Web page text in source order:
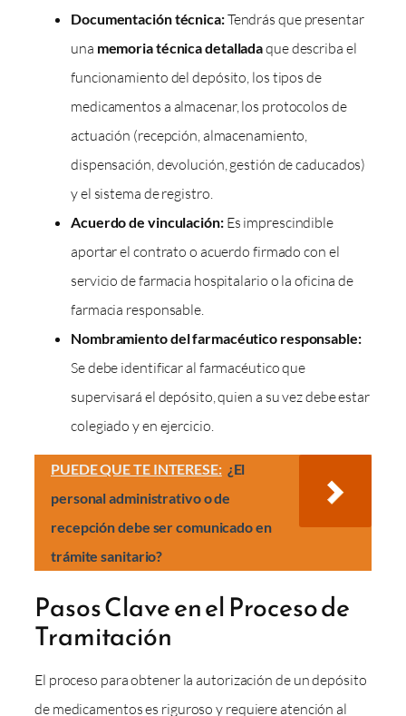
Documentación técnica:Tendrás que presentar
una memoria técnica detalladaque describa el
funcionamiento del depósito, los tipos de
medicamentos a almacenar, los protocolos de
actuación (recepción, almacenamiento,
dispensación, devolución, gestión de caducados)
y el sistema de registro.
Acuerdo de vinculación:Es imprescindible
aportar el contrato o acuerdo firmado con el
servicio de farmacia hospitalario o la oficina de
farmacia responsable.
Nombramiento del farmacéutico responsable:
Se debe identificar al farmacéutico que
supervisará el depósito, quien a su vez debe estar
colegiado y en ejercicio.
PUEDE QUE TE INTERESE: ¿El
personal administrativo o de
recepción debe ser comunicado en
trámite sanitario?
Pasos Clave en el Proceso de
Tramitación
El proceso para obtener la autorización de un depósito
de medicamentos es riguroso y requiere atención al